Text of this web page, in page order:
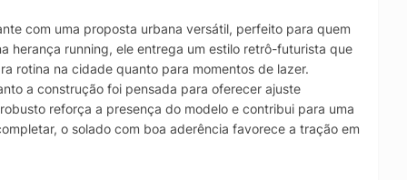
com uma proposta urbana versátil, perfeito para quem
herança running, ele entrega um estilo retrô-futurista que
rotina na cidade quanto para momentos de lazer.
a construção foi pensada para oferecer ajuste
reforça a presença do modelo e contribui para uma
o solado com boa aderência favorece a tração em